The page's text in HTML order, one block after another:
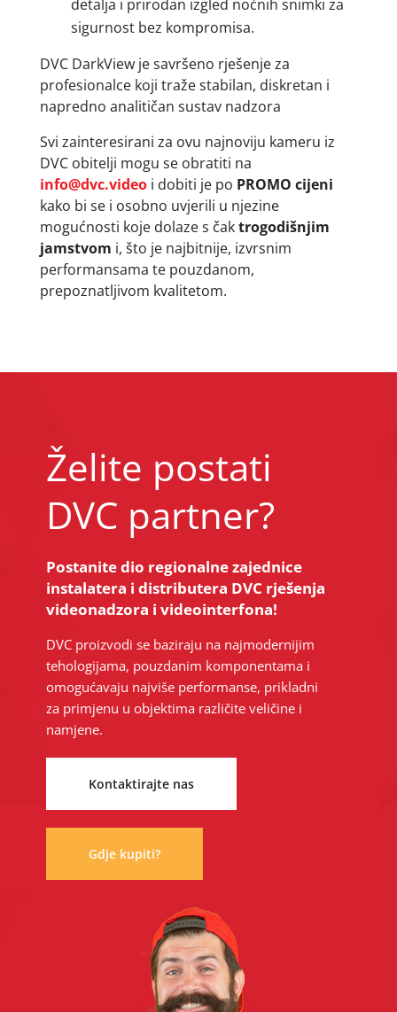
detalja i prirodan izgled noćnih snimki za
sigurnost bez kompromisa.
DVC DarkView je savršeno rješenje za
profesionalce koji traže stabilan, diskretan i
napredno analitičan sustav nadzora
Svi zainteresirani za ovu najnoviju kameru iz
DVC obitelji mogu se obratiti na
info@dvc.videoi dobiti je po PROMO cijeni
kako bi se i osobno uvjerili u njezine
mogućnosti koje dolaze s čaktrogodišnjim
jamstvom i, što je najbitnije, izvrsnim
performansama te pouzdanom,
prepoznatljivom kvalitetom.
Želite postati
DVC partner?
Postanite dio regionalne zajednice
instalatera i distributera DVC rješenja
videonadzora i videointerfona!
DVC proizvodi se baziraju na najmodernijim
tehologijama, pouzdanim komponentama i
omogućavaju najviše performanse, prikladni
za primjenu u objektima različite veličine i
namjene.
Kontaktirajte nas
Gdje kupiti?